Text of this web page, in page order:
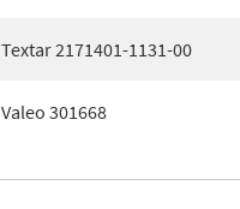
Textar 2171401-1131-00
Valeo 301668